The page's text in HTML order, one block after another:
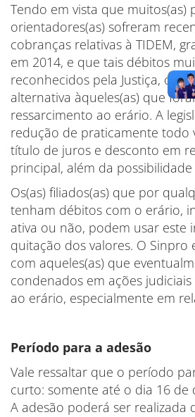
Tendo em vista que muitos(as)
orientadores(as) sofreram
cobranças relativas à TIDEM,
em 2014, e que tais débitos
reconhecidos pela Justiça, o
alternativa àqueles(as) que
ressarcimento ao erário. A
redução de praticamente todo
título de juros e desconto em
principal, além da
Os(as) filiados(as) que por
tenham débitos com o erário,
ativa ou não, podem usar este
quitação dos valores. O
com aqueles(as) que
condenados em ações
ao erário, especialmente em
Período para a adesão
Vale ressaltar que o período
curto: somente até o dia 16 de
A adesão poderá ser realizada